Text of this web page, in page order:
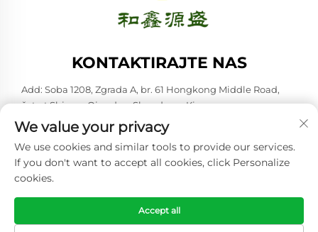
KONTAKTIRAJTE NAS
Add: Soba 1208, Zgrada A, br. 61 Hongkong Middle Road,
četvrt Shinan, Qingdao, Shandong, Kina
-Tel: +86-53285879528
E-mail:[email protected]
Copyright © 2026 Qingdao Harthn-ritune Corp., Ltd. Sva prava
su rezervirana. -Politika privatnosti
We value your privacy
We use cookies and similar tools to provide our services.
If you don't want to accept all cookies, click Personalize
cookies.
Accept all